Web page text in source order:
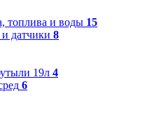
топлива и воды 15
датчики 8
19л 4
6